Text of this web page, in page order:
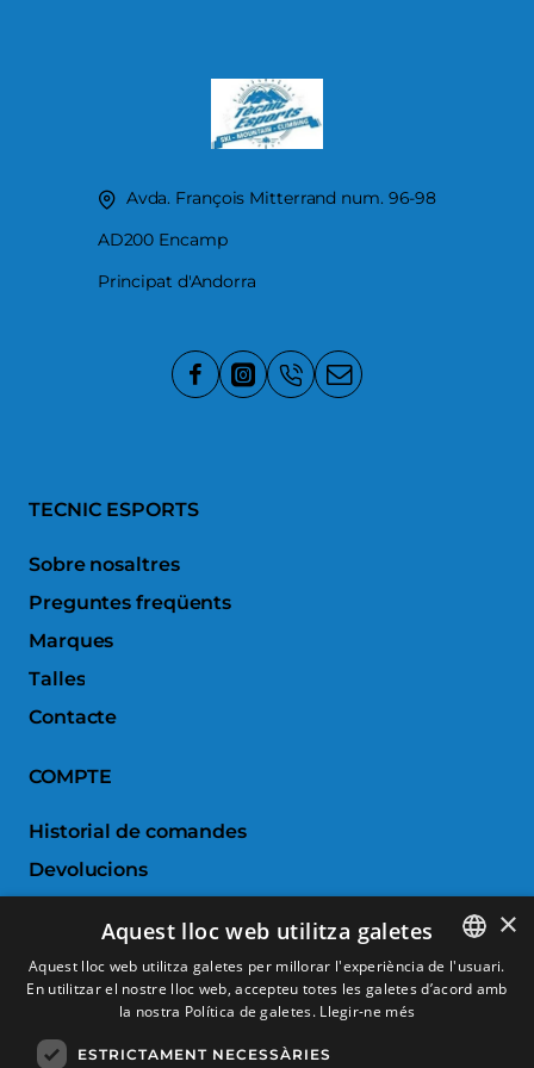
Avda. François Mitterrand num. 96-98
AD200 Encamp
Principat d'Andorra
TECNIC ESPORTS
Sobre nosaltres
Preguntes freqüents
Marques
Talles
Contacte
COMPTE
Historial de comandes
Devolucions
Comparar productes
SERVEI AL CLIENT
Condicions de Compra
SPANISH
×
Aquest lloc web utilitza galetes
Aquest lloc web utilitza galetes per millorar l'experiència de l'usuari.
En utilitzar el nostre lloc web, accepteu totes les galetes d’acord amb
la nostra Política de galetes. Llegir-ne més
ESTRICTAMENT NECESSÀRIES